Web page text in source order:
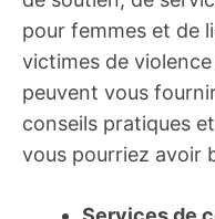
pour femmes et de
victimes de
peuvent vous
conseils pratiques
vous pourriez avoir